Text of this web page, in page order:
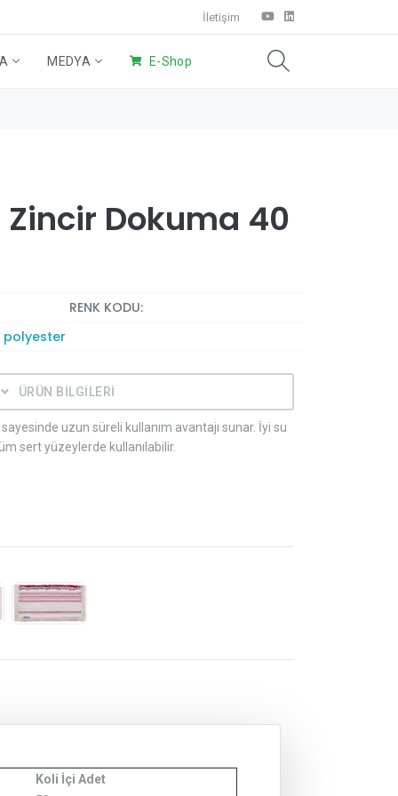
İletişim
MEDYA E-Shop
Dokuma 40
RENK KODU:
polyester
ÜRÜN BİLGİLERİ
uzun süreli kullanım avantajı sunar. İyi su
sert yüzeylerde kullanılabilir.
Koli İçi Adet